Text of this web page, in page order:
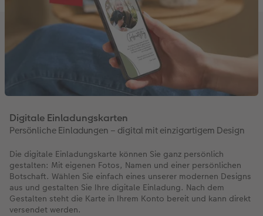
Digitale Einladungskarten
Persönliche Einladungen – digital mit einzigartigem Design
Die digitale Einladungskarte können Sie ganz persönlich
gestalten: Mit eigenen Fotos, Namen und einer persönlichen
Botschaft. Wählen Sie einfach eines unserer modernen Designs
aus und gestalten Sie Ihre digitale Einladung. Nach dem
Gestalten steht die Karte in Ihrem Konto bereit und kann direkt
versendet werden.